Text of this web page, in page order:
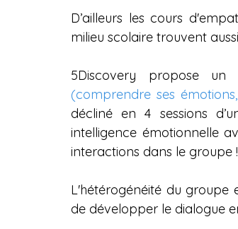
D’ailleurs les cours
milieu scolaire trouvent
(comprendre ses
décliné en 4 sessions
intelligence émotionnelle
interactions dans le groupe !
L'hétérogénéité du groupe
de développer le dialogue